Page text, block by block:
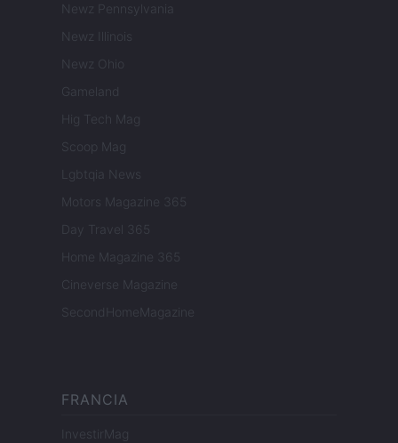
Newz Pennsylvania
Newz Illinois
Newz Ohio
Gameland
Hig Tech Mag
Scoop Mag
Lgbtqia News
Motors Magazine 365
Day Travel 365
Home Magazine 365
Cineverse Magazine
SecondHomeMagazine
FRANCIA
InvestirMag